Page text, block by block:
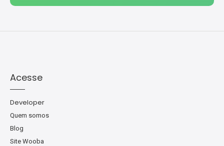
Acesse
Developer
Quem somos
Blog
Site Wooba